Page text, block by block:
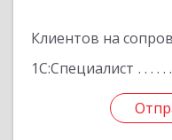
Клиентов на
1С:Специалист